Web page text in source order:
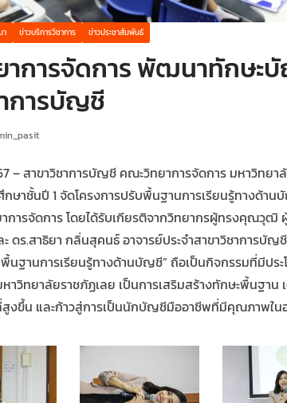
า ข่าวบริการวิชาการ ข่าวประชาสัมพันธ์
การจัดการ พัฒนาทักษะ
การบัญชี
– สาขาวิชาการบัญชี คณะวิทยาการจัดการ มหาวิทย
ษาชั้นปี 1 จัดโครงการปรับพื้นฐานการเรียนรู้ทางด้า
าการจัดการ โดยได้รับเกียรติจากวิทยากรผู้ทรงคุณวุ
ะ ดร.สาธิยา กลิ่นสุคนธ์ อาจารย์ประจำสาขาวิชาการบั
พื้นฐานการเรียนรู้ทางด้านบัญชี” ถือเป็นกิจกรรมที่มีปร
าวิทยาลัยราชภัฏเลย เป็นการเสริมสร้างทักษะพื้นฐา
สูงขึ้น และก้าวสู่การเป็นนักบัญชีมืออาชีพที่มีคุณภาพใน